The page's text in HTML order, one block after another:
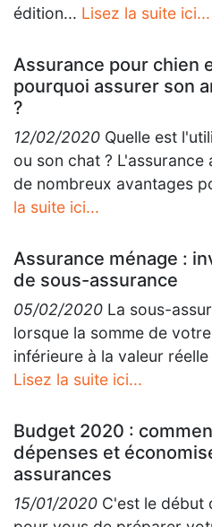
édition... Lisez la suite ici...
Assurance pour chien
pourquoi assurer son
?
12/02/2020 Quelle est
ou son chat ?
de nombreux avantages
la suite ici...
Assurance ménage :
de sous-assurance
05/02/2020 La sous-
lorsque la somme de
inférieure à la valeur
Lisez la suite ici...
Budget 2020 :
dépenses et
assurances
15/01/2020 C'est le début